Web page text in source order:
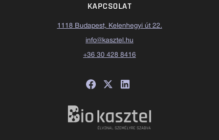
KAPCSOLAT
1118 Budapest, Kelenhegyi út 22.
info@kasztel.hu
+36 30 428 8416